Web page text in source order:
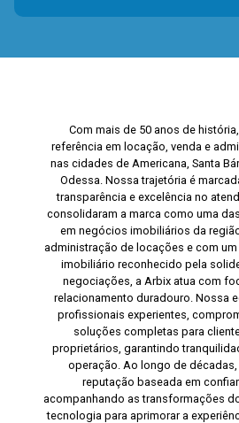
Com mais de 50 anos de
referência em locação, venda e
nas cidades de Americana, Santa
Odessa. Nossa trajetória é
transparência e excelência no
consolidaram a marca como uma
em negócios imobiliários da
administração de locações e com
imobiliário reconhecido pela
negociações, a Arbix atua com
relacionamento duradouro. Nossa
profissionais experientes,
soluções completas para
proprietários, garantindo
operação. Ao longo de
reputação baseada em
acompanhando as transformações
tecnologia para aprimorar a